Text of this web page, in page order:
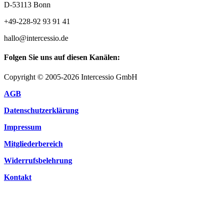
D-53113 Bonn
+49-228-92 93 91 41
hallo@intercessio.de
Folgen Sie uns auf diesen Kanälen:
Copyright © 2005-2026 Intercessio GmbH
AGB
Datenschutzerklärung
Impressum
Mitgliederbereich
Widerrufsbelehrung
Kontakt